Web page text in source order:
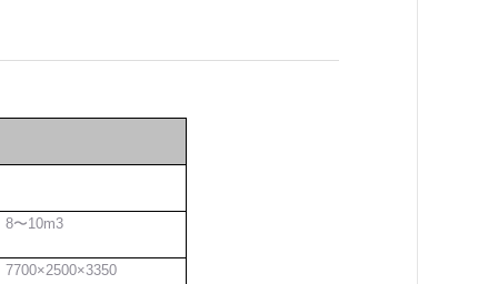
8〜10m3
7700×2500×3350